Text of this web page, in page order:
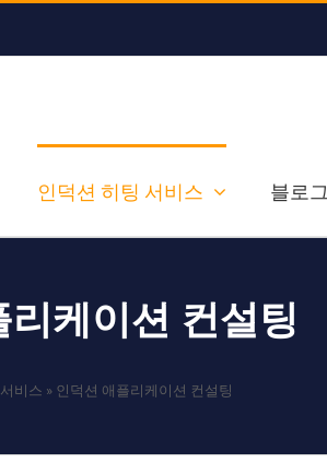
인덕션 히팅 서비스 블로그
리케이션 컨설팅
비스 » 인덕션 애플리케이션 컨설팅